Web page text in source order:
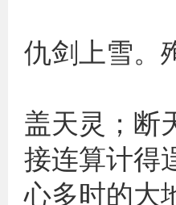
仇剑上
盖天灵；断
接连算计得
心多时的大